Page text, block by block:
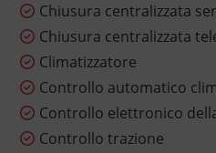
Chiusura centralizzata
Chiusura centralizzata
Climatizzatore
Controllo automatico
Controllo elettronico
Controllo trazione